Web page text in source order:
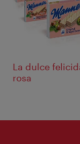
La dulce
rosa